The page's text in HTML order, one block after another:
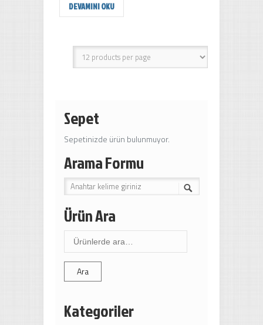
DEVAMINI OKU
Sepet
Sepetinizde ürün bulunmuyor.
Arama Formu
Ürün Ara
Ara:
Ara
Kategoriler